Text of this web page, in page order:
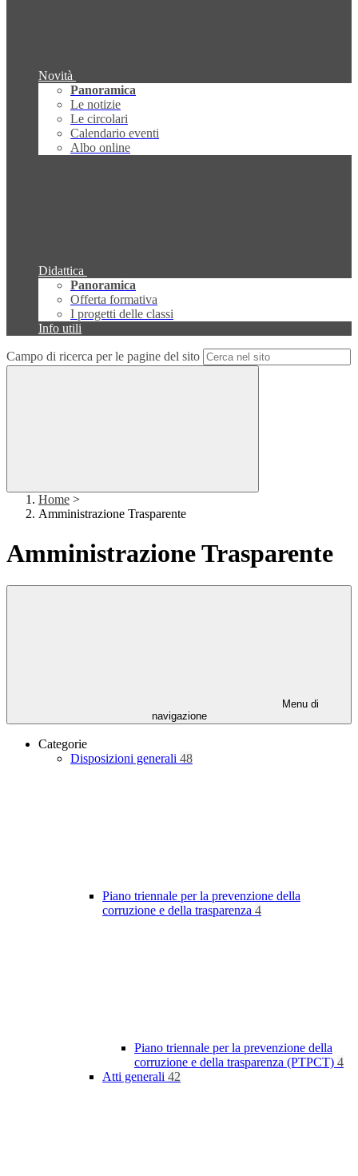
Novità
Panoramica
Le notizie
Le circolari
Calendario eventi
Albo online
Didattica
Panoramica
Offerta formativa
I progetti delle classi
Info utili
Campo di ricerca per le pagine del sito
Home >
Amministrazione Trasparente
Amministrazione Trasparente
Menu di
navigazione
Categorie
Disposizioni generali 48
Piano triennale per la prevenzione della
corruzione e della trasparenza 4
Piano triennale per la prevenzione della
corruzione e della trasparenza (PTPCT) 4
Atti generali 42